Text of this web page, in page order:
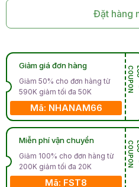
Đặt hàng
Giảm giá đơn hàng
Giảm 50% cho đơn hàng từ
590K giảm tối đa 50K
Mã: NHANAM66
N
Miễn phí vận chuyển
Giảm 100% cho đơn hàng từ
200K giảm tối đa 20K
Mã: FST8
N